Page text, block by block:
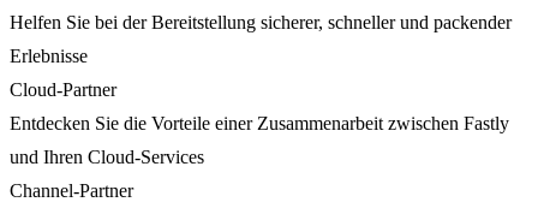
Helfen Sie bei der Bereitstellung sicherer, schneller und packender
Erlebnisse
Cloud-Partner
Entdecken Sie die Vorteile einer Zusammenarbeit zwischen Fastly
und Ihren Cloud-Services
Channel-Partner